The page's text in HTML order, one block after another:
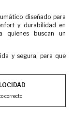
diseñado para
y durabilidad en
quienes buscan un
y segura, para que
correcto